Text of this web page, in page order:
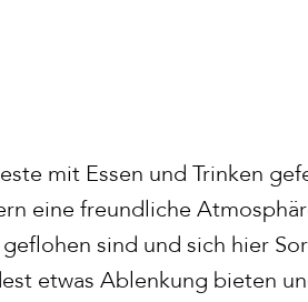
mit Essen und Trinken
eine freundliche
sind und sich hier
etwas Ablenkung bieten